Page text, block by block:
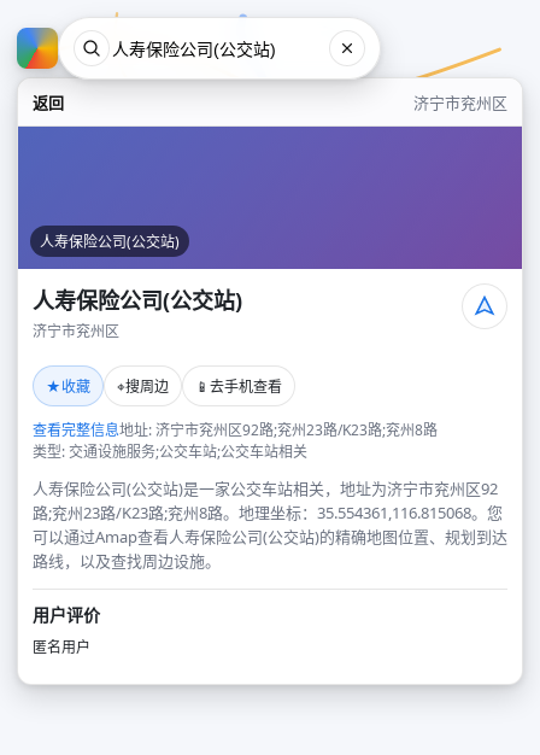
返回 济宁市兖州区
人寿保险公司(公交站)
人寿保险公司(公交站)
济宁市兖州区
★收藏 ⌖搜周边 📱 去手机查看
查看完整信息地址: 济宁市兖州区92路;兖州23路/K23路;兖州8路
类型: 交通设施服务;公交车站;公交车站相关
人寿保险公司(公交站)是一家公交车站相关，地址为济宁市兖州区92
路;兖州23路/K23路;兖州8路。地理坐标：35.554361,116.815068。您
可以通过Amap查看人寿保险公司(公交站)的精确地图位置、规划到达
路线，以及查找周边设施。
用户评价
匿名用户